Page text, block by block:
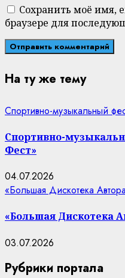
Сохранить моё имя,
браузере для
На ту же тему
Спортивно-музыкальный
Спортивно-
Фест»
04.07.2026
«Большая Дискотека
«Большая Дискотека
03.07.2026
Рубрики портала